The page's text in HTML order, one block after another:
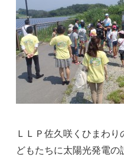
ＬＬＰ佐久咲くひまわ
どもたちに太陽光発電の